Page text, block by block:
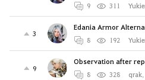
9 311
3
Edania Armor
8 192
9
Observation after
8 328 qrak,